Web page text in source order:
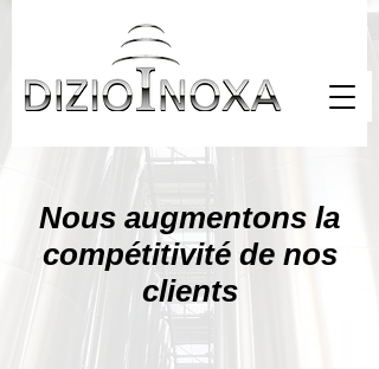
Nous augmentons la
compétitivité de nos
clients